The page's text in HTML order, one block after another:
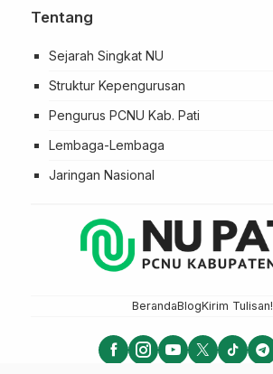
Tentang
Sejarah Singkat NU
Struktur Kepengurusan
Pengurus PCNU Kab. Pati
Lembaga-Lembaga
Jaringan Nasional
BerandaBlogKirim Tulisan!